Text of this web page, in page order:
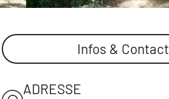
Infos & Contact
ADRESSE